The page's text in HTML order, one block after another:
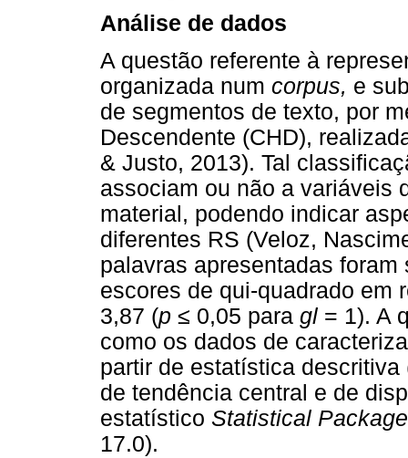
Análise de dados
A questão referente à
organizada num corpus, e
de segmentos de texto, por
Descendente (CHD),
& Justo, 2013). Tal
associam ou não a variáveis
material, podendo indicar
diferentes RS (Veloz,
palavras apresentadas
escores de qui-quadrado em
3,87 (p ≤ 0,05 para gl = 1). A
como os dados de
partir de estatística
de tendência central e de
estatístico Statistical
17.0).